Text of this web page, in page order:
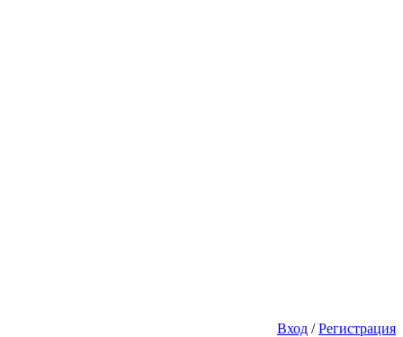
Вход /Регистрация